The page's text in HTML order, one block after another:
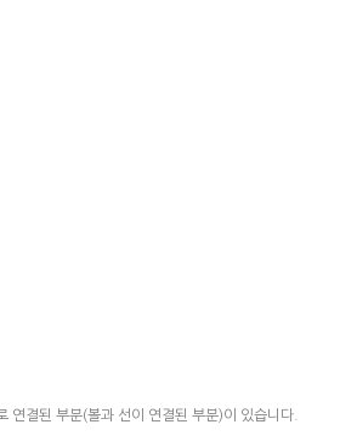
연결된 부분(볼과 선이 연결된 부분)이 있습니다.